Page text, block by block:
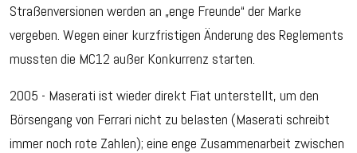
Straßenversionen werden an „enge Freunde“ der Marke
vergeben. Wegen einer kurzfristigen Änderung des Reglements
mussten die MC12 außer Konkurrenz starten.
2005 - Maserati ist wieder direkt Fiat unterstellt, um den
Börsengang von Ferrari nicht zu belasten (Maserati schreibt
immer noch rote Zahlen); eine enge Zusammenarbeit zwischen